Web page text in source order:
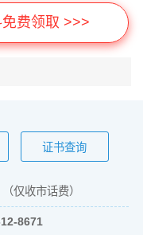
费领取 >>>
证书查询
（仅收市话费）
8671